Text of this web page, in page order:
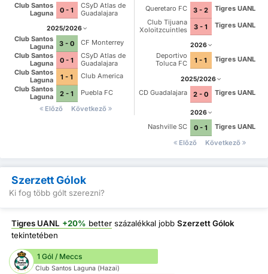
Club Santos
Laguna
0 - 1
CSyD Atlas de
Guadalajara
2025/2026
Club Santos
Laguna
3 - 0
CF Monterrey
Club Santos
Laguna
0 - 1
CSyD Atlas de
Guadalajara
Club Santos
Laguna
1 - 1
Club America
Club Santos
Laguna
2 - 1
Puebla FC
Előző
Következő
Queretaro FC 3 - 2
Tigres UANL
Club Tijuana
Xoloitzcuintles
de Caliente
3 - 1 Tigres UANL
2026
Deportivo
Toluca FC
1 - 1 Tigres UANL
2025/2026
CD Guadalajara 2 - 0 Tigres UANL
2026
Nashville SC 0 - 1
Tigres UANL
Előző
Következő
Szerzett Gólok
Ki fog több gólt szerezni?
Tigres UANL +20% better százalékkal jobb Szerzett Gólok
tekintetében
1 Gól / Meccs
Club Santos Laguna (Hazai)